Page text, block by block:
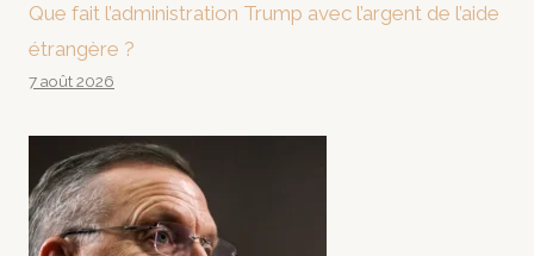
Que fait l’administration Trump avec l’argent de l’aide
étrangère ?
7 août 2026